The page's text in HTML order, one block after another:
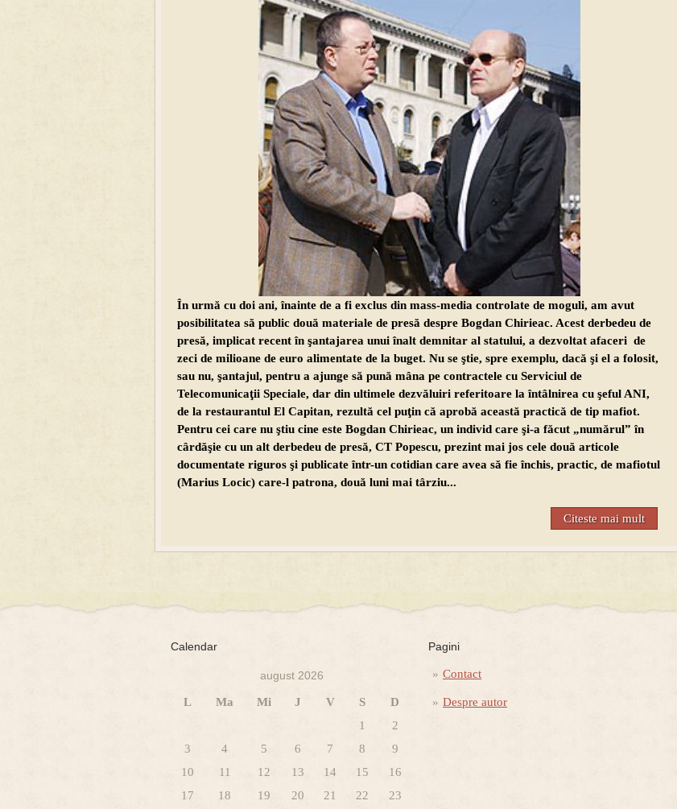
În urmă cu doi ani, înainte de a fi exclus din mass-media controlate de moguli, am avut
posibilitatea să public două materiale de presă despre Bogdan Chirieac. Acest derbedeu de
presă, implicat recent în şantajarea unui înalt demnitar al statului, a dezvoltat afaceri de
zeci de milioane de euro alimentate de la buget. Nu se ştie, spre exemplu, dacă şi el a folosit,
sau nu, şantajul, pentru a ajunge să pună mâna pe contractele cu Serviciul de
Telecomunicaţii Speciale, dar din ultimele dezvăluiri referitoare la întâlnirea cu şeful ANI,
de la restaurantul El Capitan, rezultă cel puţin că aprobă această practică de tip mafiot.
Pentru cei care nu ştiu cine este Bogdan Chirieac, un individ care şi-a făcut „numărul” în
cârdăşie cu un alt derbedeu de presă, CT Popescu, prezint mai jos cele două articole
documentate riguros şi publicate într-un cotidian care avea să fie închis, practic, de mafiotul
(Marius Locic) care-l patrona, două luni mai târziu...
Citeste mai mult
Calendar
august 2026
L Ma Mi J V S
D
1
2
3
4 5 6 7 8
9
10
11 12 13 14 15
16
17
18 19 20 21 22 23
Pagini
Contact
Despre autor